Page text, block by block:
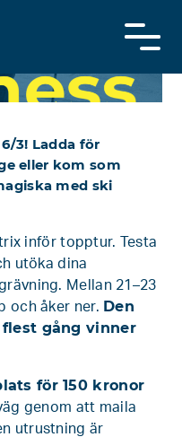
3! Ladda för
eller kom som
med ski
inför topptur. Testa
utöka dina
Mellan 21–23
och åker ner. Den
gång vinner
för 150 kronor
genom att maila
utrustning är